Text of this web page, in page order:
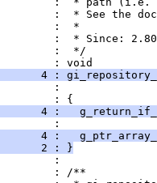
:  * See the
:  *
:  * Since: 2.80
:  */
: void
4 :
:
: {
4 :
:
4 :
2 : }
:
: /**